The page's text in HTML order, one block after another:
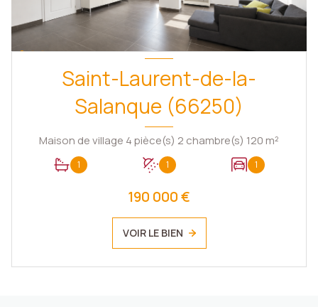
Saint-Laurent-de-la-
Salanque (66250)
Maison de village 4 pièce(s) 2 chambre(s) 120 m²
1 1 1
190 000 €
VOIR LE BIEN